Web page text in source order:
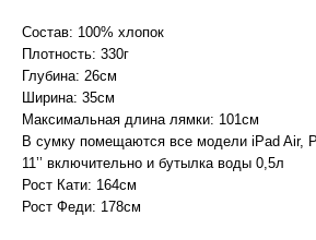
Состав: 100% хлопок
Плотность: 330г
Глубина: 26см
Ширина: 35см
Максимальная длина лямки: 101см
В сумку помещаются все модели iPad Air,
11’’ включительно и бутылка воды 0,5л
Рост Кати: 164см
Рост Феди: 178см